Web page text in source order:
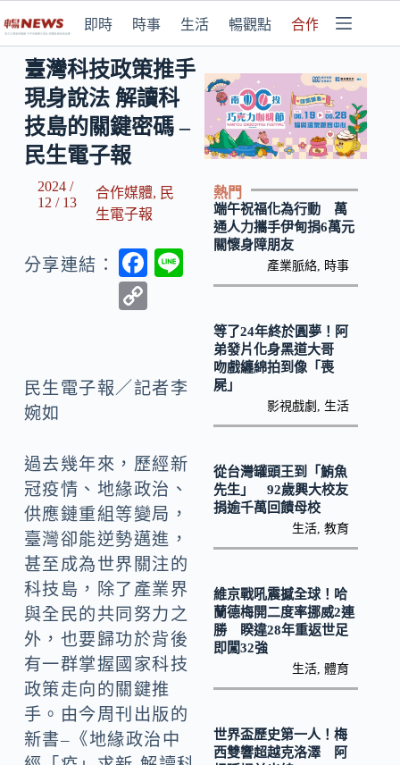
即時 時事 生活 暢觀點 合作媒體
臺灣科技政策推手
現身說法 解讀科
技島的關鍵密碼 –
民生電子報
2024 /
12 / 13
合作媒體, 民
生電子報
分享連結：
F
o
o
y
k
民生電子報／記者李
婉如
過去幾年來，歷經新
冠疫情、地緣政治、
供應鏈重組等變局，
臺灣卻能逆勢邁進，
甚至成為世界關注的
科技島，除了產業界
與全民的共同努力之
外，也要歸功於背後
有一群掌握國家科技
政策走向的關鍵推
手。由今周刊出版的
新書–《地緣政治中
熱門
端午祝福化為行動 萬
通人力攜手伊甸捐6萬元
關懷身障朋友
產業脈絡 時事
等了24年終於圓夢！阿
弟發片化身黑道大哥
吻戲纏綿拍到像「喪
屍」
影視戲劇 生活
從台灣罐頭王到「鮪魚
先生」 92歲興大校友
捐逾千萬回饋母校
生活 ,教育
維京戰吼震撼全球！哈
蘭德梅開二度率挪威2連
勝 睽違28年重返世足
即闖32強
生活 ,體育
世界盃歷史第一人！梅
西雙響超越克洛澤 阿